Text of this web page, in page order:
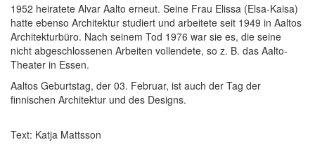
1952 heiratete Alvar Aalto erneut. Seine Frau Elissa (Elsa-Kaisa)
hatte ebenso Architektur studiert und arbeitete seit 1949 in Aaltos
Architekturbüro. Nach seinem Tod 1976 war sie es, die seine
nicht abgeschlossenen Arbeiten vollendete, so z. B. das Aalto-
Theater in Essen.
Aaltos Geburtstag, der 03. Februar, ist auch der Tag der
finnischen Architektur und des Designs.
Text: Katja Mattsson